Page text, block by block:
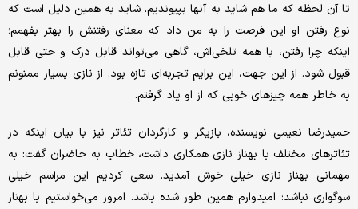
تا آن لحظه که ما هم شاید به آنها بپیوندیم. شاید به همین دلیل است که
نوع رفتن او این فرصت را به من داد که معنای رفتنش را بهتر بفهمم؛
اینکه چرا رفتن، با همه تلخی‌اش، گاهی می‌تواند قابل‌ درک و حتی قابل‌
قبول شود. از این جهت، این برایم تجربه‌ای تازه بود. از نازی بسیار ممنونم
به خاطر همه چیزهای خوبی که از او یاد گرفتم.
حمیدرضا نعیمی نویسنده، بازیگر و کارگردان تئاتر نیز با بیان اینکه در
تئاترهای مختلف با بهناز نازی همکاری داشت، خطاب به حاضران گفت: به
مهمانی بهناز نازی خیلی خوش آمدید. سعی کردیم این مراسم خیلی
سوگواری نباشد؛ امیدوارم همین ‌طور شده باشد. امروز می‌خواستیم با بهناز